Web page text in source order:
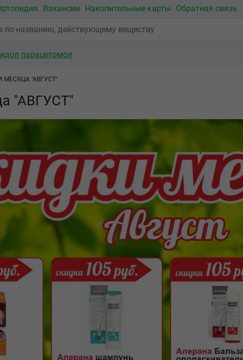
Вакансии Накопительные карты Обратная связь
парацетомол
МЕСЯЦА "АВГУСТ"
"АВГУСТ"